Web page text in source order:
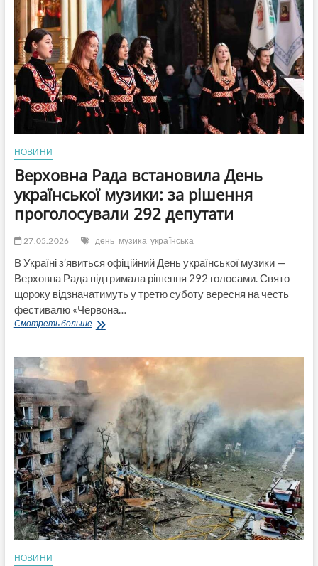
повідомляють
про
поранених
та
серйозні
руйнування
НОВИНИ
Верховна Рада встановила День
української музики: за рішення
проголосували 292 депутати
27.05.2026 день музика українська
В Україні з’явиться офіційний День української музики —
Верховна Рада підтримала рішення 292 голосами. Свято
щороку відзначатимуть у третю суботу вересня на честь
фестивалю «Червона…
Смотреть большеВерховна
української
музики:
за
рішення
проголосували
292
депутати
НОВИНИ